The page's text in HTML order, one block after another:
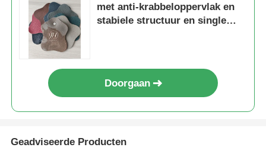
met anti-krabbeloppervlak en
stabiele structuur en single
Doorgaan
Geadviseerde Producten